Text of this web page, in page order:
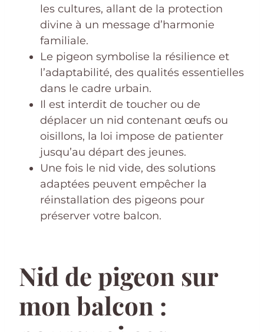
les cultures, allant de la protection
divine à un message d’harmonie
familiale.
Le pigeon symbolise la résilience et
l’adaptabilité, des qualités essentielles
dans le cadre urbain.
Il est interdit de toucher ou de
déplacer un nid contenant œufs ou
oisillons, la loi impose de patienter
jusqu’au départ des jeunes.
Une fois le nid vide, des solutions
adaptées peuvent empêcher la
réinstallation des pigeons pour
préserver votre balcon.
Nid de pigeon sur
mon balcon :